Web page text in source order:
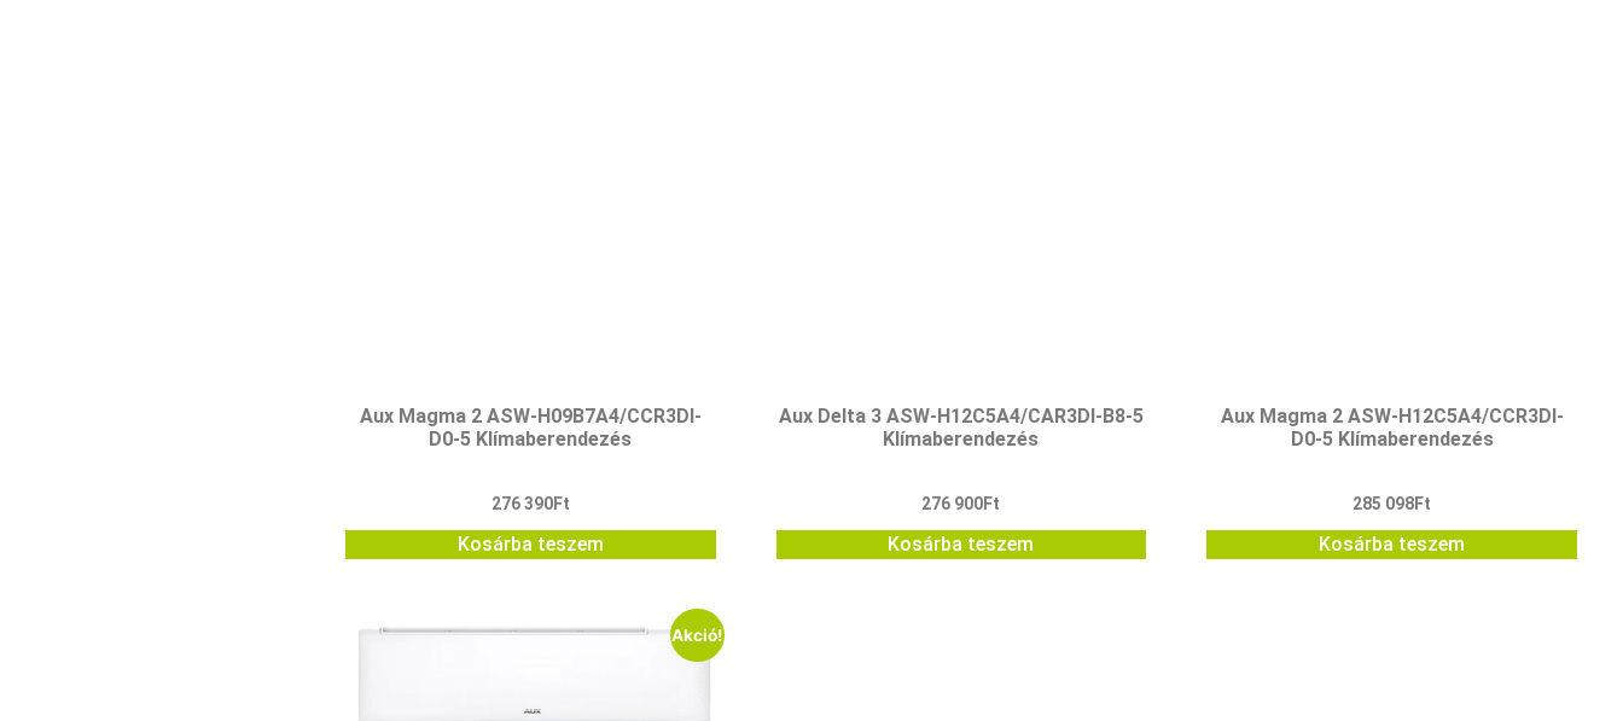
Aux Magma 2 ASW-H09B7A4/CCR3DI-
D0-5 Klímaberendezés
276 390Ft
Kosárba teszem
Aux Delta 3 ASW-H12C5A4/CAR3DI-B8-5
Klímaberendezés
276 900Ft
Kosárba teszem
Aux Magma 2 ASW-H12C5A4/CCR3DI-
D0-5 Klímaberendezés
285 098Ft
Kosárba teszem
Akció!